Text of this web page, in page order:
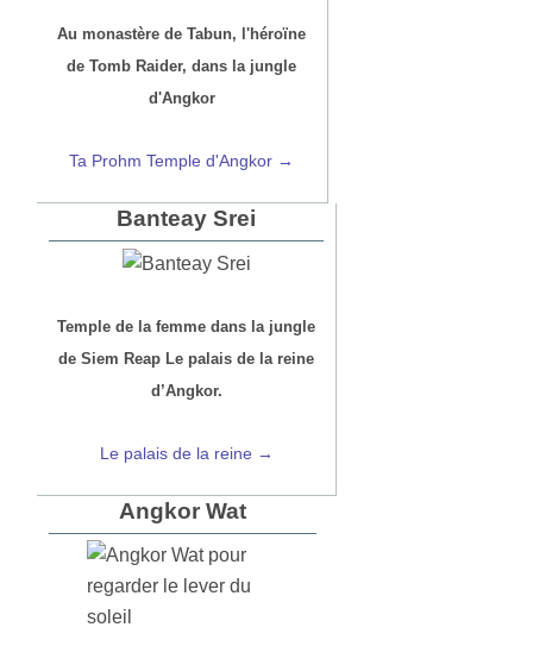
Au monastère de Tabun, l'héroïne
de Tomb Raider, dans la jungle
d'Angkor
Ta Prohm Temple d'Angkor →
Banteay Srei
Temple de la femme dans la jungle
de Siem Reap Le palais de la reine
d’Angkor.
Le palais de la reine →
Angkor Wat